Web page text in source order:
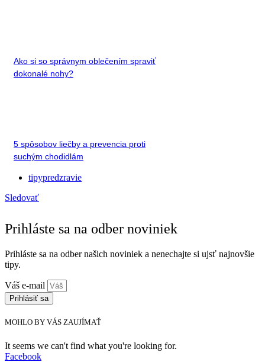
Ako si so správnym oblečením spraviť
dokonalé nohy?
5 spôsobov liečby a prevencia proti
suchým chodidlám
tipypredzravie
Sledovať
Prihláste sa na odber noviniek
Prihláste sa na odber našich noviniek a nenechajte si ujsť najnovšie
tipy.
Váš e-mail
Prihlásiť sa
MOHLO BY VÁS ZAUJÍMAŤ
It seems we can't find what you're looking for.
Facebook